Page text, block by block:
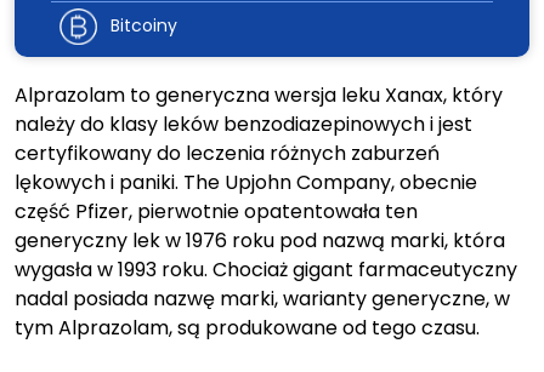
Bitcoiny
Alprazolam to generyczna wersja leku Xanax, który
należy do klasy leków benzodiazepinowych i jest
certyfikowany do leczenia różnych zaburzeń
lękowych i paniki. The Upjohn Company, obecnie
część Pfizer, pierwotnie opatentowała ten
generyczny lek w 1976 roku pod nazwą marki, która
wygasła w 1993 roku. Chociaż gigant farmaceutyczny
nadal posiada nazwę marki, warianty generyczne, w
tym Alprazolam, są produkowane od tego czasu.